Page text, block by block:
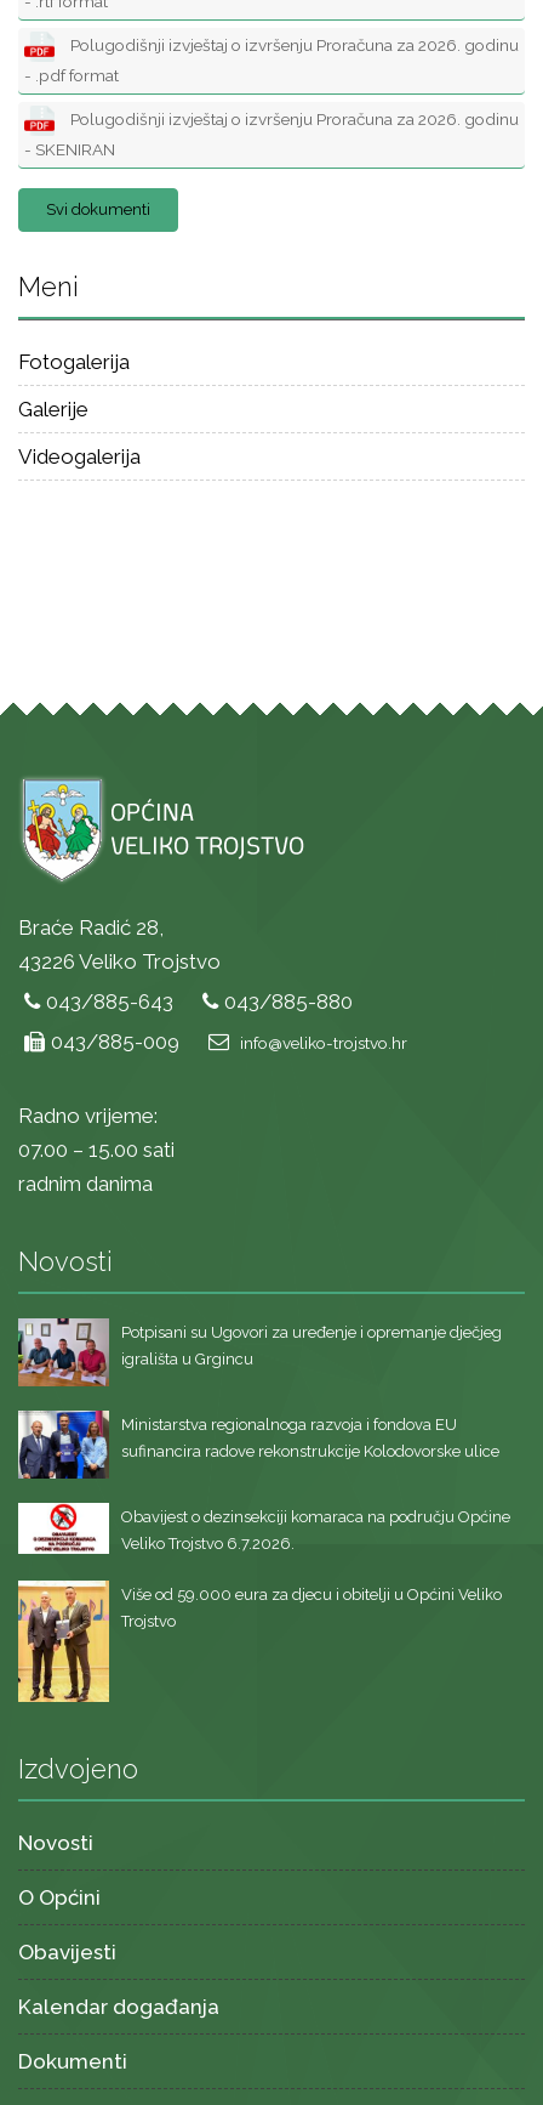
Polugodišnji izvještaj o izvršenju Proračuna za 2026. godinu
- .pdf format
Polugodišnji izvještaj o izvršenju Proračuna za 2026. godinu
- SKENIRAN
Svi dokumenti
Meni
Fotogalerija
Galerije
Videogalerija
Braće Radić 28,
43226 Veliko Trojstvo
043/885-643
043/885-880
043/885-009
info@veliko-trojstvo.hr
Radno vrijeme:
07.00 – 15.00 sati
radnim danima
Novosti
Potpisani su Ugovori za uređenje i opremanje dječjeg
igrališta u Grgincu
Ministarstva regionalnoga razvoja i fondova EU
sufinancira radove rekonstrukcije Kolodovorske ulice
Obavijest o dezinsekciji komaraca na području Općine
Veliko Trojstvo 6.7.2026.
Više od 59.000 eura za djecu i obitelji u Općini Veliko
Trojstvo
Izdvojeno
Novosti
O Općini
Obavijesti
Kalendar događanja
Dokumenti